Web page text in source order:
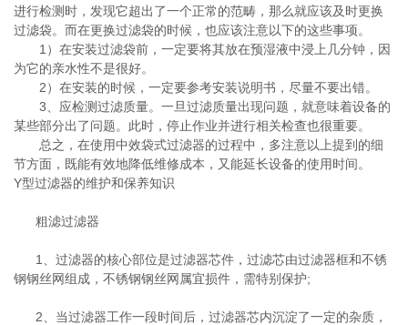
进行检测时，发现它超出了一个正常的范畴，那么就应该及时更换
过滤袋。而在更换过滤袋的时候，也应该注意以下的这些事项。
1 ）在安装过滤袋前，一定要将其放在预湿液中浸上几分钟，因
为它的亲水性不是很好。
2）在安装的时候，一定要参考安装说明书，尽量不要出错。
3 、应检测过滤质量。一旦过滤质量出现问题，就意味着设备的
某些部分出了问题。此时，停止作业并进行相关检查也很重要。
总之，在使用中效袋式过滤器的过程中，多注意以上提到的细
节方面，既能有效地降低维修成本，又能延长设备的使用时间。
Y型过滤器的维护和保养知识
粗滤过滤器
1
、过滤器的核心部位是过滤器芯件，过滤芯由过滤器框和不锈
钢钢丝网组成，不锈钢钢丝网属宜损件，需特别保护;
2 、当过滤器工作一段时间后，过滤器芯内沉淀了一定的杂质，